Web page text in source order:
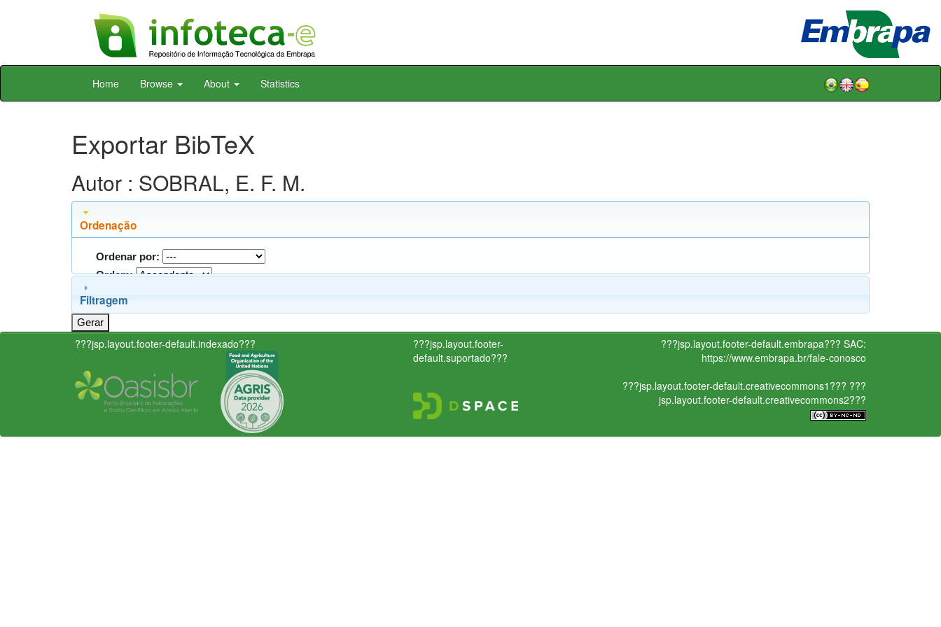
Skip
Home Browse About Statistics
Exportar BibTeX
Autor : SOBRAL, E. F. M.
Ordenação
Ordenar por:
Ordem:
Filtragem
???jsp.layout.footer-default.indexado???
???jsp.layout.footer-
default.suportado???
???jsp.layout.footer-default.embrapa??? SAC:
https://www.embrapa.br/fale-conosco
???jsp.layout.footer-default.creativecommons1??? ???
jsp.layout.footer-default.creativecommons2???